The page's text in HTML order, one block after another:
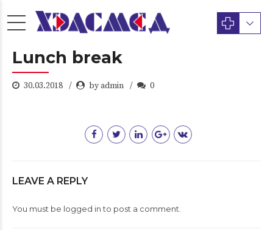
Lunch break
30.03.2018 by admin 0
LEAVE A REPLY
You must be logged into post a comment.